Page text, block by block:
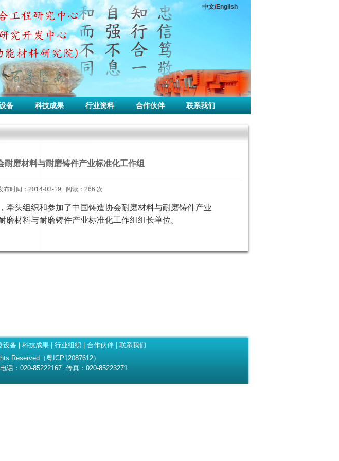
中文/English
备 科技成果 行业资料 合作伙伴 联系我们
耐磨材料与耐磨铸件产业标准化工作组
布时间：2014-03-19 阅读： 266 次
头组织和参加了中国铸造协会耐磨材料与耐磨铸件产业
磨材料与耐磨铸件产业标准化工作组组长单位。
设备 科技成果| 行业组织 合作伙伴| 联系我们
（粤ICP12087612）
话：020-85222167 传真：020-85223271